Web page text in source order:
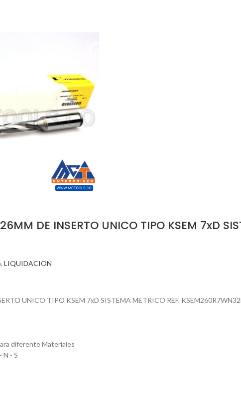
DE INSERTO UNICO TIPO KSEM 7xD
, LIQUIDACION
UNICO TIPO KSEM 7xD SISTEMA METRICO REF.
diferente Materiales
N - S